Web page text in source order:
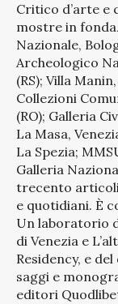
Critico d’arte e
mostre in
Nazionale,
Archeologico
(RS); Villa
Collezioni
(RO); Galleria
La Masa,
La Spezia;
Galleria
trecento
e quotidiani. È
Un laboratorio
di Venezia e
Residency, e
saggi e
editori